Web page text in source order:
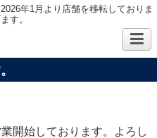
年1月より店舗を移転しておりま
す。
開始しております。よろし